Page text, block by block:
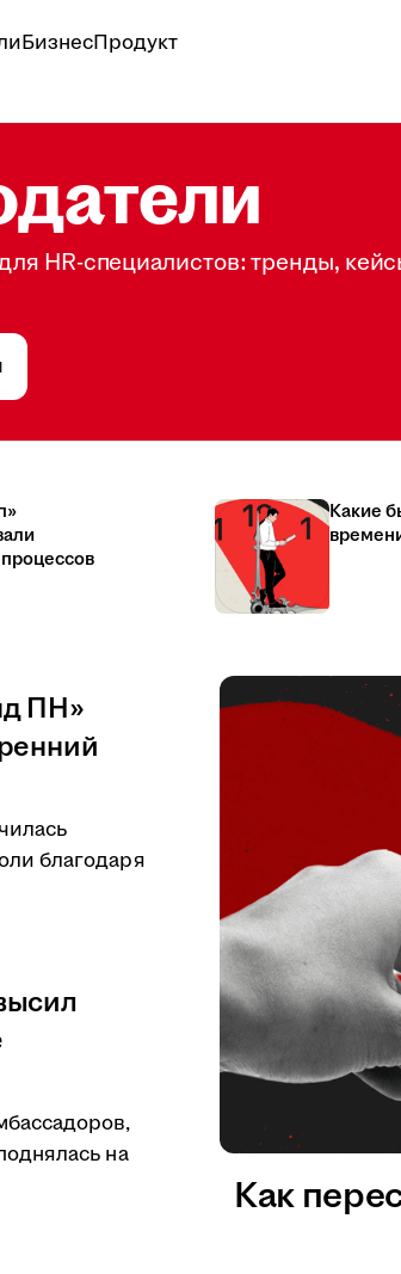
БизнесПродукт
HR-специалистов: тренды,
Какие
ПН»
благодаря
на
Как